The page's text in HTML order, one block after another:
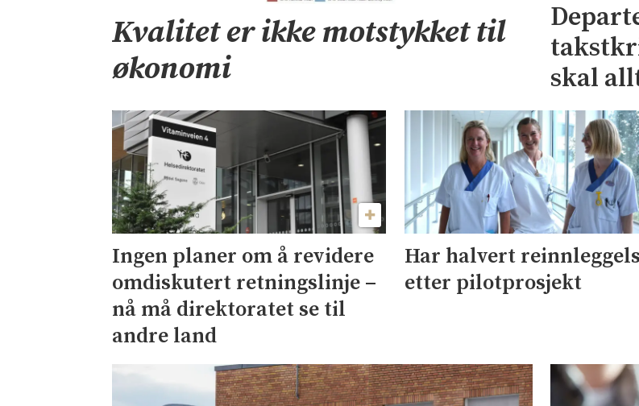
Kvalitet er ikke motstykket til
økonomi
skal
Ingen planer om å revidere
omdiskutert retningslinje –
nå må direktoratet se til
andre land
Har halvert
etter pilotprosjekt